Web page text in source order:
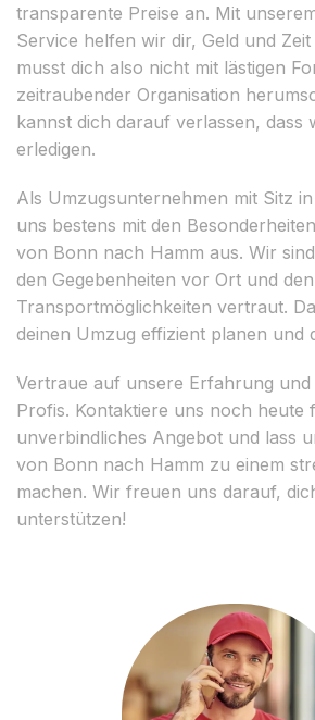
transparente Preise an. Mit
Service helfen wir dir, Geld und
musst dich also nicht mit lästigen
zeitraubender Organisation
kannst dich darauf verlassen, dass
erledigen.
Als Umzugsunternehmen mit Sitz
uns bestens mit den
von Bonn nach Hamm aus. Wir
den Gegebenheiten vor Ort und
Transportmöglichkeiten vertraut.
deinen Umzug effizient planen und
Vertraue auf unsere Erfahrung
Profis. Kontaktiere uns noch heute
unverbindliches Angebot und lass
von Bonn nach Hamm zu einem
machen. Wir freuen uns darauf,
unterstützen!